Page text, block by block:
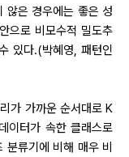
않은 경우에는 좋은 성
으로 비모수적 밀도추
있다.(박혜영, 패턴인
가 가까운 순서대로 K
이터가 속한 클래스로
류기에 비해 매우 비